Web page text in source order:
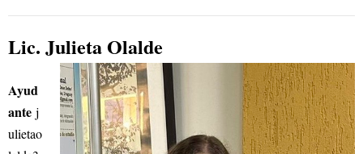
Lic. Julieta Olalde
Ayud
ante j
ulietao